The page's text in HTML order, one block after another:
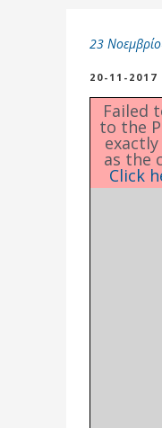
23
20-11-2017
Failed
to the
as the
Click